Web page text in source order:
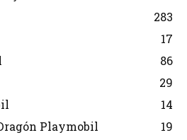
283
17
86
29
14
Playmobil
19